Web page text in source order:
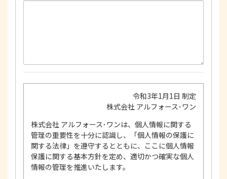
令和3年1月1日 制定
株式会社 アルフォース･ワン
株式会社 アルフォース･ワンは、個人情報に関する
管理の重要性を十分に認識し、「個人情報の保護に
関する法律」を遵守するとともに、ここに個人情報
保護に関する基本方針を定め、適切かつ確実な個人
情報の管理を推進いたします。